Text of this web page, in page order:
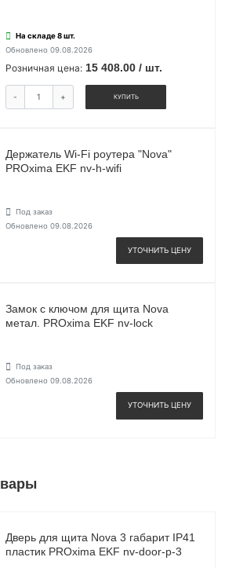
На складе 8 шт.
Обновлено 09.08.2026
Розничная цена: 15 408.00 / шт.
- + КУПИТЬ
Держатель Wi-Fi роутера "Nova"
PROxima EKF nv-h-wifi
Под заказ
Обновлено 09.08.2026
УТОЧНИТЬ ЦЕНУ
Замок с ключом для щита Nova
метал. PROxima EKF nv-lock
Под заказ
Обновлено 09.08.2026
УТОЧНИТЬ ЦЕНУ
Дверь для щита Nova 3 габарит IP41
пластик PROxima EKF nv-door-p-3